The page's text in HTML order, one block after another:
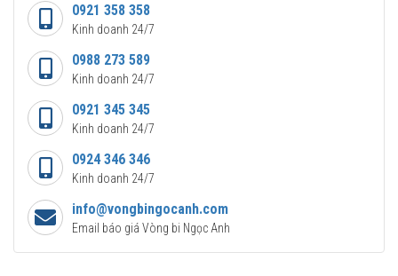
0921 358 358
Kinh doanh 24/7
0988 273 589
Kinh doanh 24/7
0921 345 345
Kinh doanh 24/7
0924 346 346
Kinh doanh 24/7
info@vongbingocanh.com
Email báo giá Vòng bi Ngọc Anh